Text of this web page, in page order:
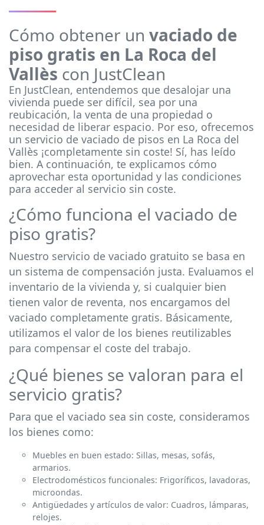
Cómo obtener un vaciado de
piso gratis en La Roca del
Vallès con JustClean
En JustClean, entendemos que desalojar una
vivienda puede ser difícil, sea por una
reubicación, la venta de una propiedad o
necesidad de liberar espacio. Por eso, ofrecemos
un servicio de vaciado de pisos en La Roca del
Vallès ¡completamente sin coste! Sí, has leído
bien. A continuación, te explicamos cómo
aprovechar esta oportunidad y las condiciones
para acceder al servicio sin coste.
¿Cómo funciona el vaciado de
piso gratis?
Nuestro servicio de vaciado gratuito se basa en
un sistema de compensación justa. Evaluamos el
inventario de la vivienda y, si cualquier bien
tienen valor de reventa, nos encargamos del
vaciado completamente gratis. Básicamente,
utilizamos el valor de los bienes reutilizables
para compensar el coste del trabajo.
¿Qué bienes se valoran para el
servicio gratis?
Para que el vaciado sea sin coste, consideramos
los bienes como:
Muebles en buen estado: Sillas, mesas, sofás,
armarios.
Electrodomésticos funcionales: Frigoríficos, lavadoras,
microondas.
Antigüedades y artículos de valor: Cuadros, lámparas,
relojes.